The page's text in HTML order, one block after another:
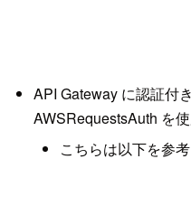
API Gateway に認証付
AWSRequestsAuth を
こちらは以下を参